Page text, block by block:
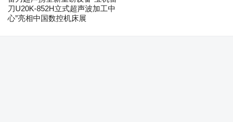
刀U20K-852H立式超声波加工中
心”亮相中国数控机床展